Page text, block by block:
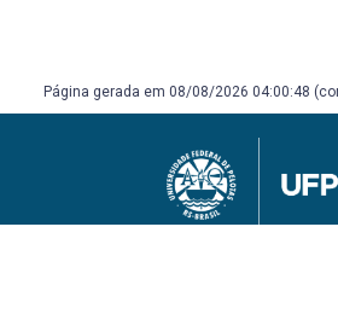
Página gerada em 08/08/2026 04:00:48